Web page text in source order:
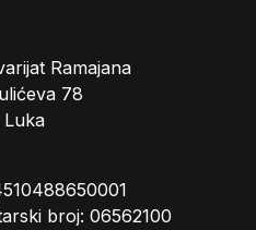
Ramajana
78
Luka
broj: 06562100